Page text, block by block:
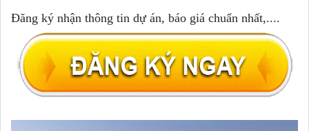
Đăng ký nhận thông tin dự án, báo giá chuẩn nhất,....